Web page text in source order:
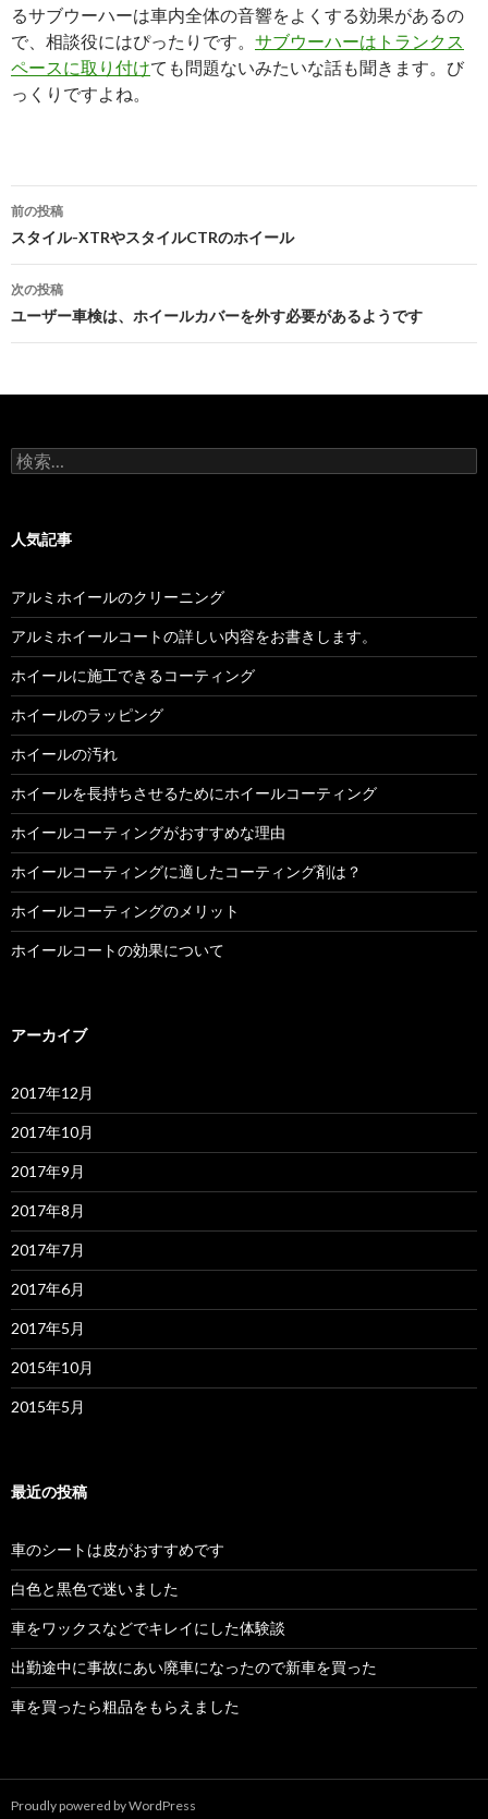
るサブウーハーは車内全体の音響をよくする効果があるの
で、相談役にはぴったりです。 サブウーハーはトランクス
ペースに取り付けても問題ないみたいな話も聞きます。び
っくりですよね。
投
稿
ナ
ビ
ゲ
ー
ョ
前の投稿
スタイル-XTRやスタイルCTRのホイール
次の投稿
ユーザー車検は、ホイールカバーを外す必要があるようです
検
索:
人気記事
アルミホイールのクリーニング
アルミホイールコートの詳しい内容をお書きします。
ホイールに施工できるコーティング
ホイールのラッピング
ホイールの汚れ
ホイールを長持ちさせるためにホイールコーティング
ホイールコーティングがおすすめな理由
ホイールコーティングに適したコーティング剤は？
ホイールコーティングのメリット
ホイールコートの効果について
アーカイブ
2017年12月
2017年10月
2017年9月
2017年8月
2017年7月
2017年6月
2017年5月
2015年10月
2015年5月
最近の投稿
車のシートは皮がおすすめです
白色と黒色で迷いました
車をワックスなどでキレイにした体験談
出勤途中に事故にあい廃車になったので新車を買った
車を買ったら粗品をもらえました
Proudly powered by WordPress